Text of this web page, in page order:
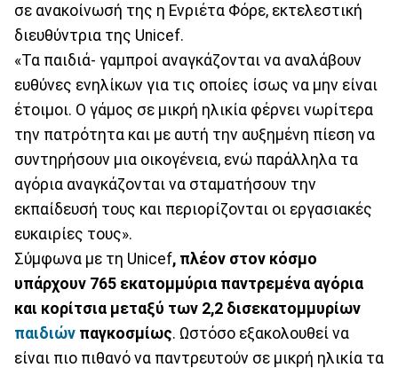
σε ανακοίνωσή της η Ενριέτα Φόρε, εκτελεστική
διευθύντρια της Unicef.
«Τα παιδιά- γαμπροί αναγκάζονται να αναλάβουν
ευθύνες ενηλίκων για τις οποίες ίσως να μην είναι
έτοιμοι. Ο γάμος σε μικρή ηλικία φέρνει νωρίτερα
την πατρότητα και με αυτή την αυξημένη πίεση να
συντηρήσουν μια οικογένεια, ενώ παράλληλα τα
αγόρια αναγκάζονται να σταματήσουν την
εκπαίδευσή τους και περιορίζονται οι εργασιακές
ευκαιρίες τους».
Σύμφωνα με τη Unicef, πλέον στον κόσμο
υπάρχουν 765 εκατομμύρια παντρεμένα αγόρια
και κορίτσια μεταξύ των 2,2 δισεκατομμυρίων
παιδιών παγκοσμίως. Ωστόσο εξακολουθεί να
είναι πιο πιθανό να παντρευτούν σε μικρή ηλικία τα